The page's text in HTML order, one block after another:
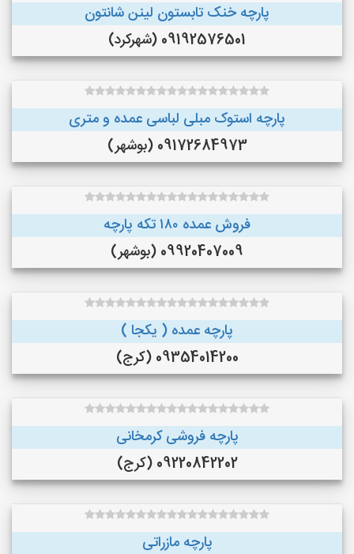
پارچه خنک تابستون لینن شانتون
09192576501 (شهرکرد)
پارچه استوک مبلی لباسی عمده و متری
09172684973 (بوشهر)
فروش عمده ۱۸۰ تکه پارچه
09920407009 (بوشهر)
پارچه عمده ( یکجا )
09354014200 (کرج)
پارچه فروشی کرمخانی
09220842202 (کرج)
پارچه مازراتی